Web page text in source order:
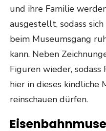
und ihre Familie
ausgestellt, sodass
beim Museumsgang
kann. Neben
Figuren wieder,
hier in dieses kindliche
reinschauen dürfen.